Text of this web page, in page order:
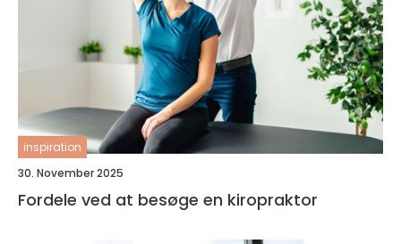
inspiration
30. November 2025
Fordele ved at besøge en kiropraktor